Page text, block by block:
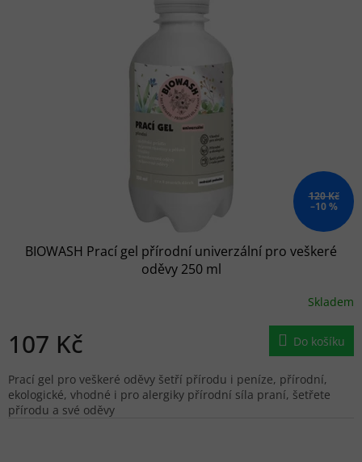
120 Kč
–10 %
BIOWASH Prací gel přírodní univerzální pro veškeré
oděvy 250 ml
Skladem
107 Kč Do košíku
Prací gel pro veškeré oděvy šetří přírodu i peníze, přírodní,
ekologické, vhodné i pro alergiky přírodní síla praní, šetřete
přírodu a své oděvy